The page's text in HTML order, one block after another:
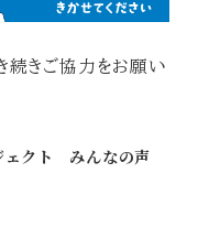
続きご協力をお願い
ェクト みんなの声